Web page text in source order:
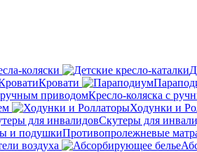
коляски
Кровати
Кресло-коляска с
Ходунки и
Скутеры для
Противопролежневые
воздуха